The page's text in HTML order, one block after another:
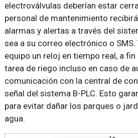
electroválvulas deberían estar
personal de mantenimiento
alarmas y alertas a través del
sea a su correo electrónico o
equipo un reloj en tiempo real, a
tarea de riego incluso en caso de
comunicación con la central de
señal del sistema B-PLC. Esto
para evitar dañar los parques o
agua.